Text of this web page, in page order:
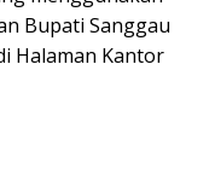
Bupati Sanggau
Halaman Kantor